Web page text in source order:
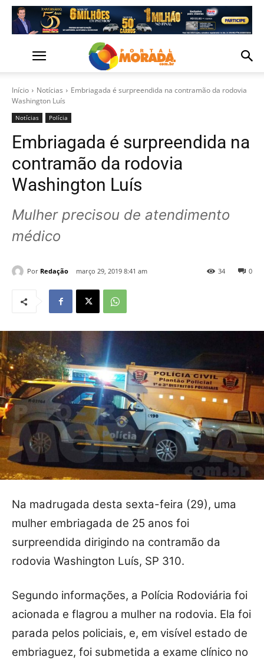
Início Notícias
Embriagada é surpreendida na contramão da rodovia
Washington Luís
Notícias Polícia
Embriagada é surpreendida na
contramão da rodovia
Washington Luís
Mulher precisou de atendimento
médico
Por Redação março 29, 2019 8:41 am 0
34
Na madrugada desta sexta-feira (29), uma
mulher embriagada de 25 anos foi
surpreendida dirigindo na contramão da
rodovia Washington Luís, SP 310.
Segundo informações, a Polícia Rodoviária foi
acionada e flagrou a mulher na rodovia. Ela foi
parada pelos policiais, e, em visível estado de
embriaguez, foi submetida a exame clínico no